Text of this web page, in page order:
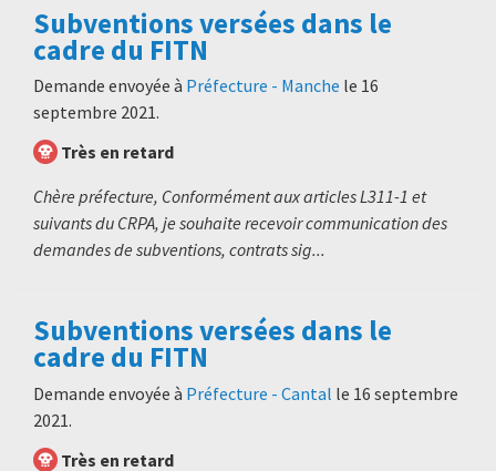
Subventions versées dans le
cadre du FITN
Demande envoyée à Préfecture - Manche le 16
septembre 2021.
Très en retard
Chère préfecture, Conformément aux articles L311-1 et
suivants du CRPA, je souhaite recevoir communication des
demandes de subventions, contrats sig...
Subventions versées dans le
cadre du FITN
Demande envoyée à Préfecture - Cantal le 16 septembre
2021.
Très en retard